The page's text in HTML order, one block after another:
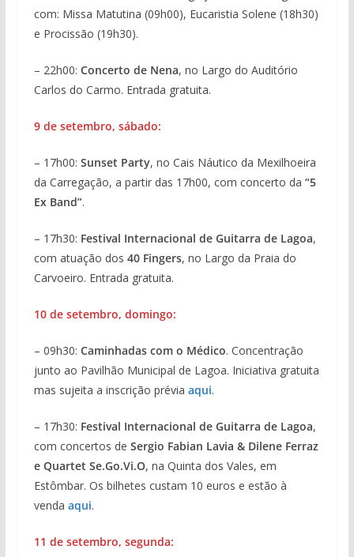
com: Missa Matutina (09h00), Eucaristia Solene (18h30)
e Procissão (19h30).
– 22h00: Concerto de Nena, no Largo do Auditório
Carlos do Carmo. Entrada gratuita.
9 de setembro, sábado:
– 17h00: Sunset Party, no Cais Náutico da Mexilhoeira
da Carregação, a partir das 17h00, com concerto da “5
Ex Band”.
– 17h30: Festival Internacional de Guitarra de Lagoa,
com atuação dos 40 Fingers, no Largo da Praia do
Carvoeiro. Entrada gratuita.
10 de setembro, domingo:
– 09h30: Caminhadas com o Médico. Concentração
junto ao Pavilhão Municipal de Lagoa. Iniciativa gratuita
mas sujeita a inscrição prévia aqui.
– 17h30: Festival Internacional de Guitarra de Lagoa,
com concertos de Sergio Fabian Lavia & Dilene Ferraz
e Quartet Se.Go.Vi.O, na Quinta dos Vales, em
Estômbar. Os bilhetes custam 10 euros e estão à
venda aqui.
11 de setembro, segunda: